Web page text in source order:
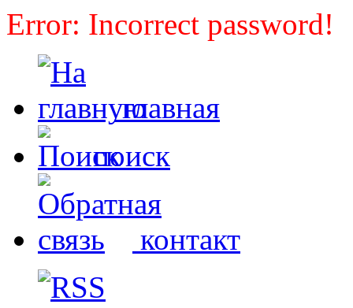
Error: Incorrect password!
главная
поиск
контакт